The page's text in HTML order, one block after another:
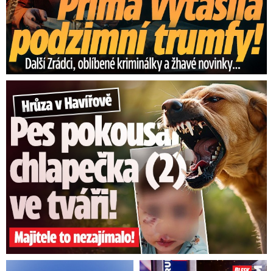
Hrůza v Havířově: Pes pokousal chlapečka (2) ve tváři!